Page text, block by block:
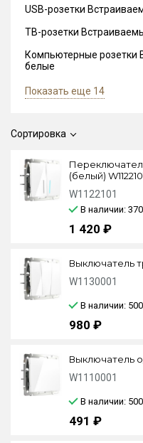
Сортировка
(белый)
W1122101
В наличии: 370
1 420 ₽
Выключатель
W1130001
В наличии: 500
980 ₽
Выключатель
W1110001
В наличии: 500
491 ₽
USB-розетки
ТВ-розетки
Компьютерные
белые
Показать еще 14